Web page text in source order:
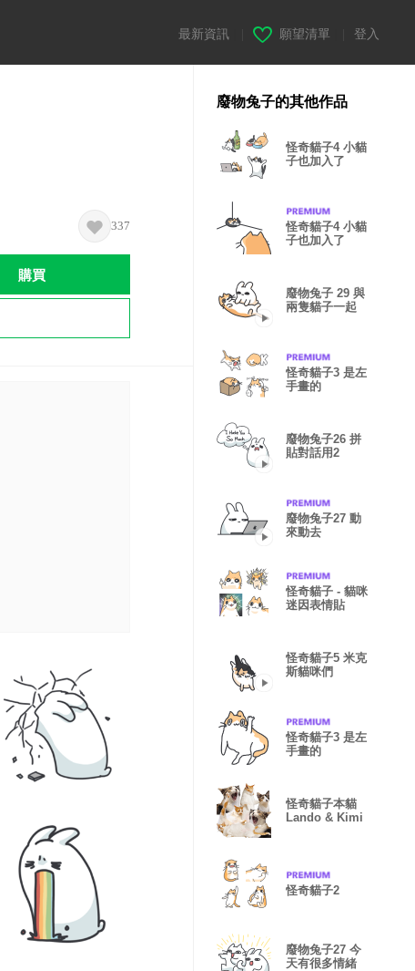
最新資訊 願望清單 登入
337
購買
廢物兔子的其他作品
怪奇貓子4 小貓
子也加入了
怪奇貓子4 小貓
子也加入了
廢物兔子 29 與
兩隻貓子一起
怪奇貓子3 是左
手畫的
廢物兔子26 拼
貼對話用2
廢物兔子27 動
來動去
怪奇貓子 - 貓咪
迷因表情貼
怪奇貓子5 米克
斯貓咪們
怪奇貓子3 是左
手畫的
怪奇貓子本貓
Lando & Kimi
怪奇貓子2
廢物兔子27 今
天有很多情緒